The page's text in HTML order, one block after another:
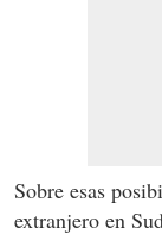
Sobre esas
extranjero en